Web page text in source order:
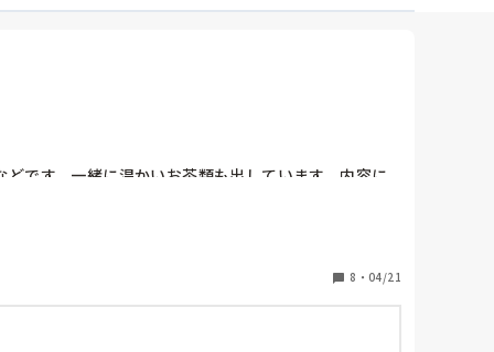
です。一緒に温かいお茶類も出しています。内容に
8 ・ 04/21